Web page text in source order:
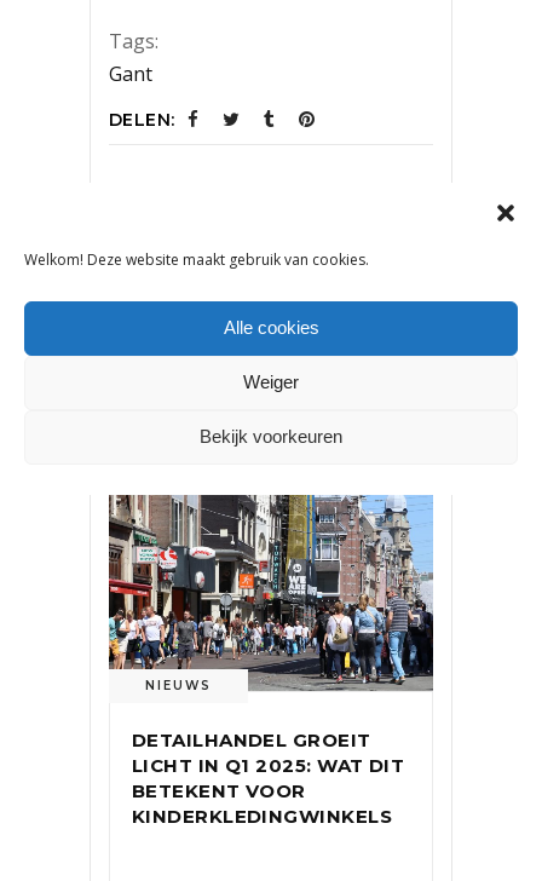
Welkom! Deze website maakt gebruik van cookies.
Alle cookies
Weiger
Bekijk voorkeuren
Tags:
Gant
DELEN:
OOK INTERESSANT
NIEUWS
DETAILHANDEL GROEIT
LICHT IN Q1 2025: WAT DIT
BETEKENT VOOR
KINDERKLEDINGWINKELS